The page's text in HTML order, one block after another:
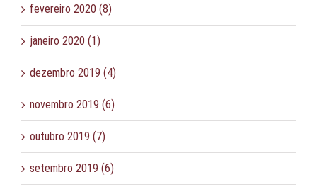
fevereiro 2020 (8)
janeiro 2020 (1)
dezembro 2019 (4)
novembro 2019 (6)
outubro 2019 (7)
setembro 2019 (6)